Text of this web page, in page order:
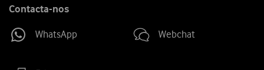
Contacta-nos
WhatsApp Webchat